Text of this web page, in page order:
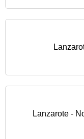
Lanzarote -